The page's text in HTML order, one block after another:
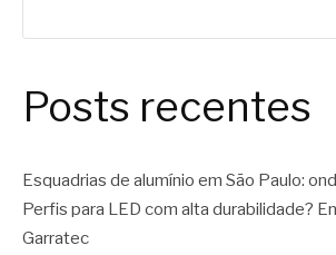
Posts recentes
Esquadrias de alumínio em São Paulo:
Perfis para LED com alta durabilidade?
Garratec